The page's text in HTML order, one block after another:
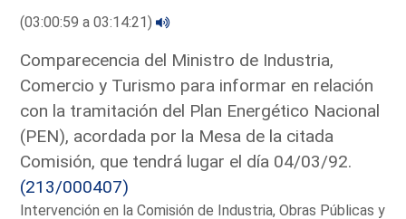
(03:00:59 a 03:14:21)
Comparecencia del Ministro de Industria,
Comercio y Turismo para informar en relación
con la tramitación del Plan Energético Nacional
(PEN), acordada por la Mesa de la citada
Comisión, que tendrá lugar el día 04/03/92.
(213/000407)
Intervención en la Comisión de Industria, Obras Públicas y